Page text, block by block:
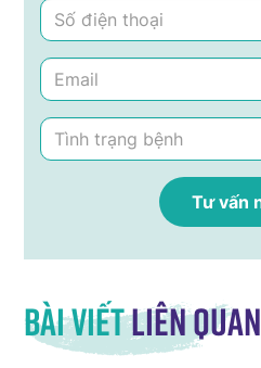
Bài viếtliên quan